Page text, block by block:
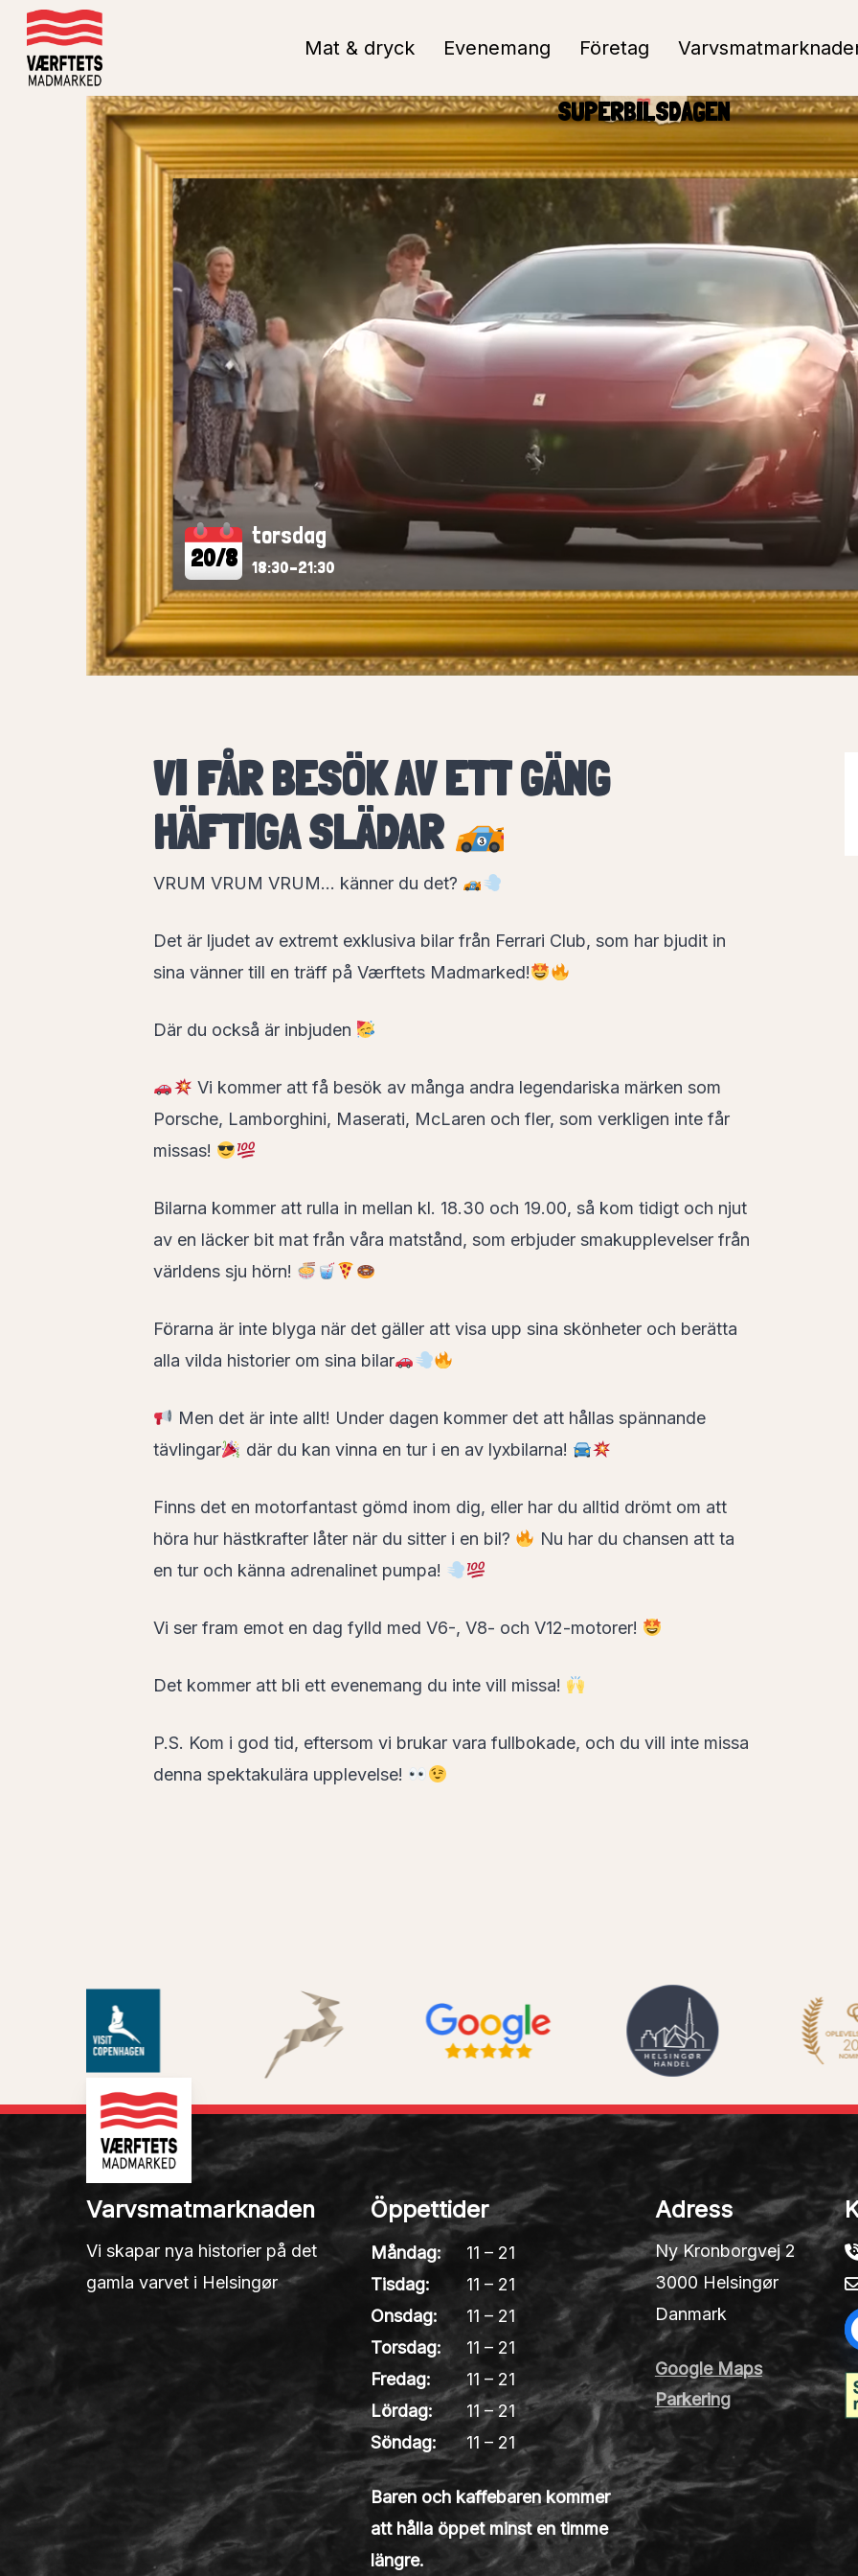
huvudinnehållet
Mat & dryck Evenemang Företag
SUPERBILSDAGEN
20/8
torsdag
18:30–21:30
VI FÅR BESÖK AV ETT GÄNG
HÄFTIGA SLÄDAR
VRUM VRUM VRUM… känner du det?
Det är ljudet av extremt exklusiva bilar från Ferrari Club, som har bjudit in
sina vänner till en träff på Værftets Madmarked!
Där du också är inbjuden
Vi kommer att få besök av många andra legendariska märken som
Porsche, Lamborghini, Maserati, McLaren och fler, som verkligen inte får
missas!
Bilarna kommer att rulla in mellan kl. 18.30 och 19.00, så kom tidigt och njut
av en läcker bit mat från våra matstånd, som erbjuder smakupplevelser från
världens sju hörn!
Förarna är inte blyga när det gäller att visa upp sina skönheter och berätta
alla vilda historier om sina bilar
Men det är inte allt! Under dagen kommer det att hållas spännande
tävlingar
där du kan vinna en tur i en av lyxbilarna!
Finns det en motorfantast gömd inom dig, eller har du alltid drömt om att
höra hur hästkrafter låter när du sitter i en bil?
Nu har du chansen att ta
en tur och känna adrenalinet pumpa!
Vi ser fram emot en dag fylld med V6-, V8- och V12-motorer!
Det kommer att bli ett evenemang du inte vill missa!
P.S. Kom i god tid, eftersom vi brukar vara fullbokade, och du vill inte missa
denna spektakulära upplevelse!
Varvsmatmarknaden
Vi skapar nya historier på det
gamla varvet i Helsingør
Öppettider
Måndag:
11 – 21
Tisdag:
11 – 21
Onsdag:
11 – 21
Torsdag:
11 – 21
Fredag:
11 – 21
Lördag:
11 – 21
Söndag:
11 – 21
Baren och kaffebaren kommer
att hålla öppet minst en timme
längre.
Adress
Ny Kronborgvej 2
3000 Helsingør
Danmark
Google Maps
Parkering